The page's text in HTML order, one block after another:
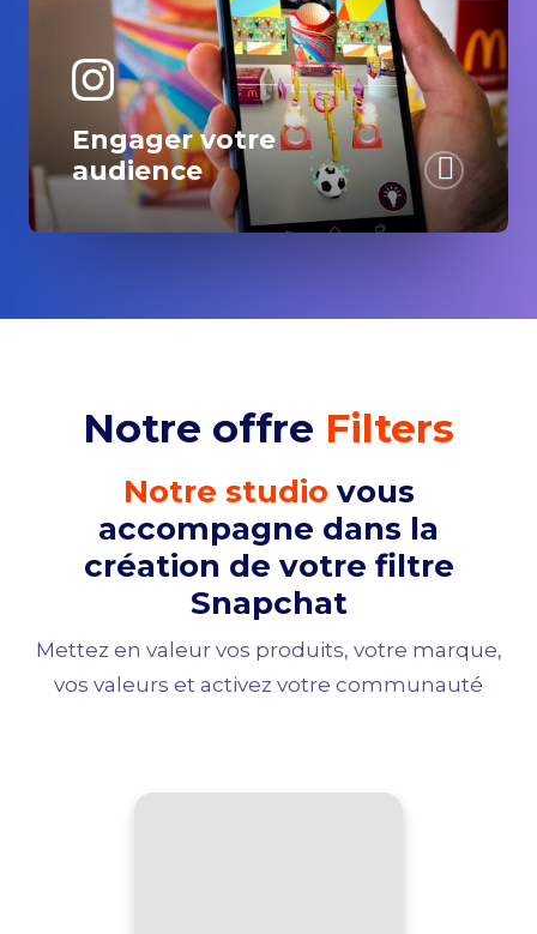
Engager votre
audience
Notre offre Filters
Notre studio vous
accompagne dans la
création de votre filtre
Snapchat
Mettez en valeur vos produits, votre marque,
vos valeurs et activez votre communauté